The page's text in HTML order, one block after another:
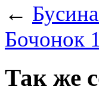
←
Бочонок
Так же